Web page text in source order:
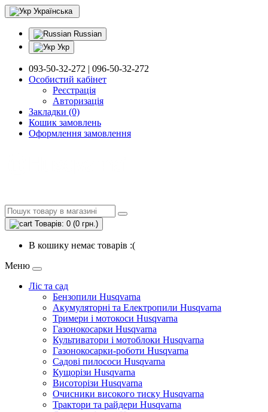
Українська
Russian
Укр
093-50-32-272 | 096-50-32-272
Особистий кабінет
Реєстрація
Авторизація
Закладки (0)
Кошик замовлень
Оформлення замовлення
Товарів: 0 (0 грн.)
В кошику немає товарів :(
Меню
Ліс та сад
Бензопили Husqvarna
Акумуляторні та Електропили Husqvarna
Тримери і мотокоси Husqvarna
Газонокосарки Husqvarna
Культиватори і мотоблоки Husqvarna
Газонокосарки-роботи Husqvarna
Садові пилососи Husqvarna
Кущорізи Husqvarna
Висоторізи Husqvarna
Очисники високого тиску Husqvarna
Трактори та райдери Husqvarna